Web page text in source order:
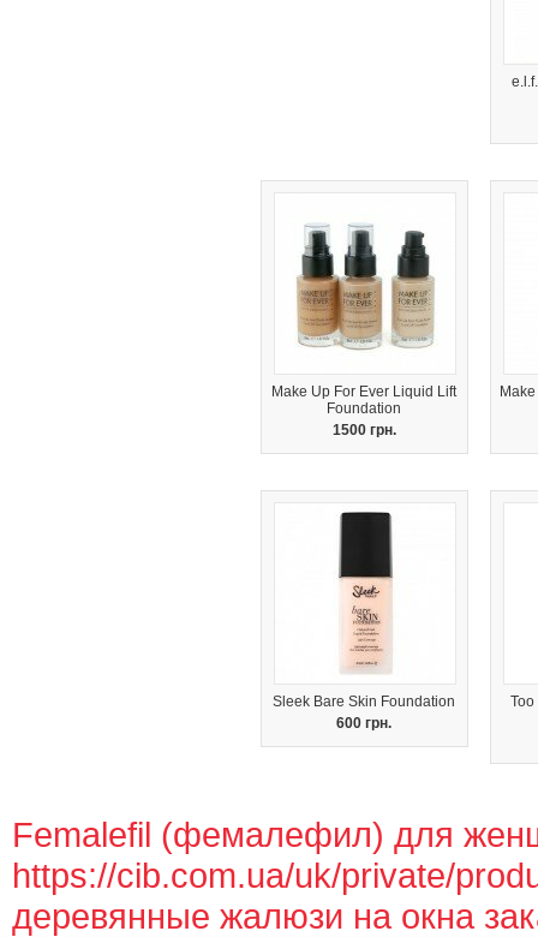
Make Up For Ever Liquid Lift
Foundation
1500 грн.
Sleek Bare Skin Foundation
600 грн.
Too
Femalefil (фемалефил) для
https://cib.com.ua/uk/private/
деревянные жалюзи на окна